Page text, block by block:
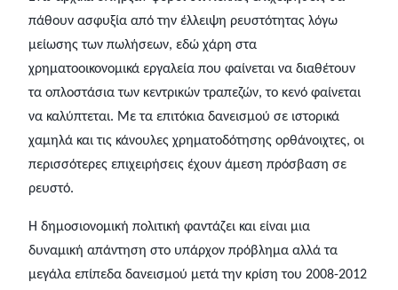
πάθουν ασφυξία από την έλλειψη ρευστότητας λόγω
μείωσης των πωλήσεων, εδώ χάρη στα
χρηματοοικονομικά εργαλεία που φαίνεται να διαθέτουν
τα οπλοστάσια των κεντρικών τραπεζών, το κενό φαίνεται
να καλύπτεται. Με τα επιτόκια δανεισμού σε ιστορικά
χαμηλά και τις κάνουλες χρηματοδότησης ορθάνοιχτες, οι
περισσότερες επιχειρήσεις έχουν άμεση πρόσβαση σε
ρευστό.
Η δημοσιονομική πολιτική φαντάζει και είναι μια
δυναμική απάντηση στο υπάρχον πρόβλημα αλλά τα
μεγάλα επίπεδα δανεισμού μετά την κρίση του 2008-2012